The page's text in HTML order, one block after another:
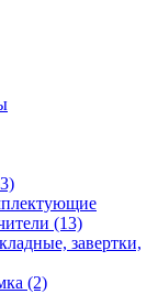
(13)
завертки,
(2)